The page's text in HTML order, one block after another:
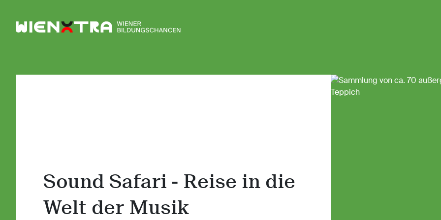
Logo Wiener Bildungschancen
Sound Safari - Reise in die
Welt der Musik